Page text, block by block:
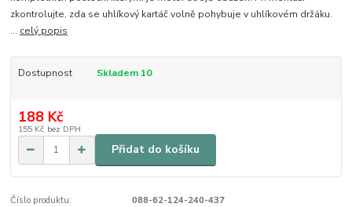
zkontrolujte, zda se uhlíkový kartáč volně pohybuje v uhlíkovém držáku.
... celý popis
Dostupnost Skladem 10
188 Kč
155 Kč bez DPH
Přidat do košíku
Číslo produktu: 088-62-124-240-437